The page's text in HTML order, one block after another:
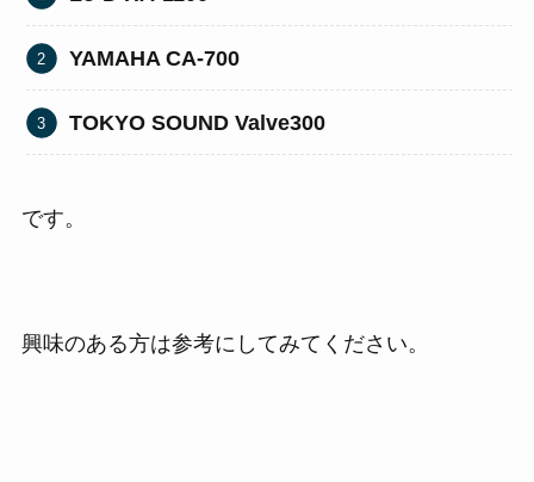
YAMAHA CA-700
TOKYO SOUND Valve300
です。
興味のある方は参考にしてみてください。